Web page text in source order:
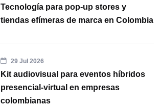
Tecnología para pop-up stores y
tiendas efímeras de marca en Colombia
29 Jul 2026
Kit audiovisual para eventos híbridos
presencial-virtual en empresas
colombianas